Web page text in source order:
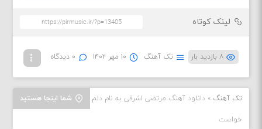
لینک کوتاه
۸ بازدید بار تک آهنگ ۱۰ مهر ۱۴۰۲ ۰ دیدگاه
شما اینجا هستید تک آهنگ »دانلود آهنگ مرتضی اشرفی به نام دلم
خواست